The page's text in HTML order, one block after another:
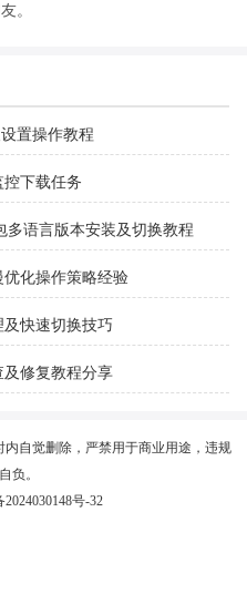
。
置操作教程
控下载任务
多语言版本安装及切换教程
优化操作策略经验
及快速切换技巧
及修复教程分享
自觉删除，严禁用于商业用途，违规
负。
2024030148号-32